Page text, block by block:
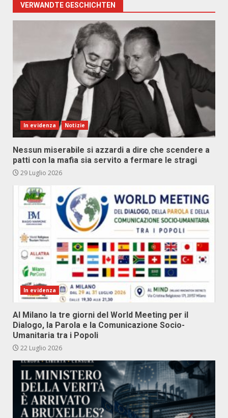
VERWANDTE GESCHICHTEN
In evidenza Notizie
Nessun miserabile si azzardi a dire che scendere a
patti con la mafia sia servito a fermare le stragi
29 Luglio 2026
In evidenza
Al Milano la tre giorni del World Meeting per il
Dialogo, la Parola e la Comunicazione Socio-
Umanitaria tra i Popoli
22 Luglio 2026